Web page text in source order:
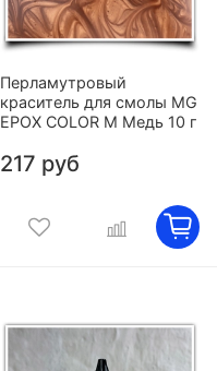
Перламутровый
краситель для смолы MG
EPOX COLOR M Медь 10 г
217 руб